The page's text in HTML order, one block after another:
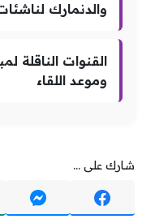
والدنمارك
القنوات الناقلة
وموعد اللقاء
شارك على ...